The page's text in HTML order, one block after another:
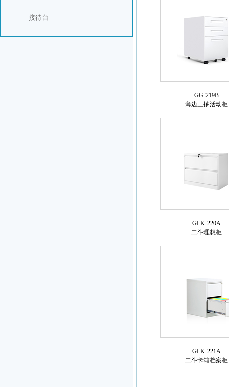
接待台
GG-219B
薄边三抽活动柜
GLK-220A
二斗理想柜
GLK-221A
二斗卡箱档案柜